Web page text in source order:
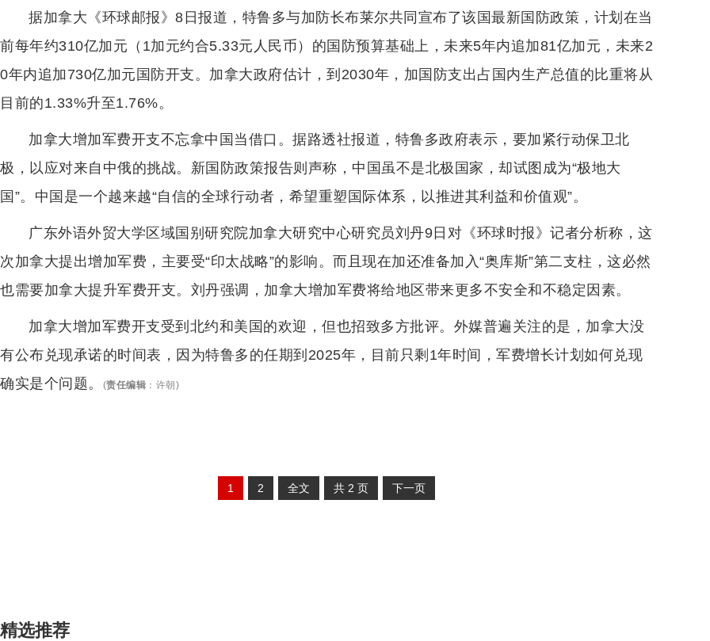
据加拿大《环球邮报》8日报道，特鲁多与加防长布莱尔共同宣布了该国最新国防政策，计划在当
前每年约310亿加元（1加元约合5.33元人民币）的国防预算基础上，未来5年内追加81亿加元，未来2
0年内追加730亿加元国防开支。加拿大政府估计，到2030年，加国防支出占国内生产总值的比重将从
目前的1.33%升至1.76%。
加拿大增加军费开支不忘拿中国当借口。据路透社报道，特鲁多政府表示，要加紧行动保卫北
极，以应对来自中俄的挑战。新国防政策报告则声称，中国虽不是北极国家，却试图成为“极地大
国”。中国是一个越来越“自信的全球行动者，希望重塑国际体系，以推进其利益和价值观”。
广东外语外贸大学区域国别研究院加拿大研究中心研究员刘丹9日对《环球时报》记者分析称，这
次加拿大提出增加军费，主要受“印太战略”的影响。而且现在加还准备加入“奥库斯”第二支柱，这必然
也需要加拿大提升军费开支。刘丹强调，加拿大增加军费将给地区带来更多不安全和不稳定因素。
加拿大增加军费开支受到北约和美国的欢迎，但也招致多方批评。外媒普遍关注的是，加拿大没
有公布兑现承诺的时间表，因为特鲁多的任期到2025年，目前只剩1年时间，军费增长计划如何兑现
确实是个问题。
(责任编辑 ： 许朝 )
1 2 全文 共 2 页 下一页
精选推荐